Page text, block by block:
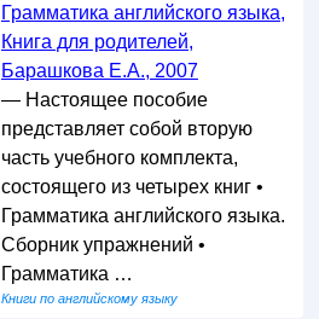
Грамматика английского языка,
Книга для родителей,
Барашкова Е.А., 2007
— Настоящее пособие
представляет собой вторую
часть учебного комплекта,
состоящего из четырех книг •
Грамматика английского языка.
Сборник упражнений •
Грамматика …
Книги по английскому языку